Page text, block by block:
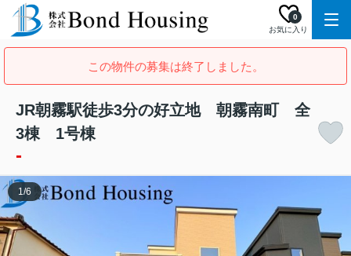
お気に入り
0
この物件の募集は終了しました。
JR朝霧駅徒歩3分の好立地 朝霧南町 全
3棟 1号棟
-
1/6